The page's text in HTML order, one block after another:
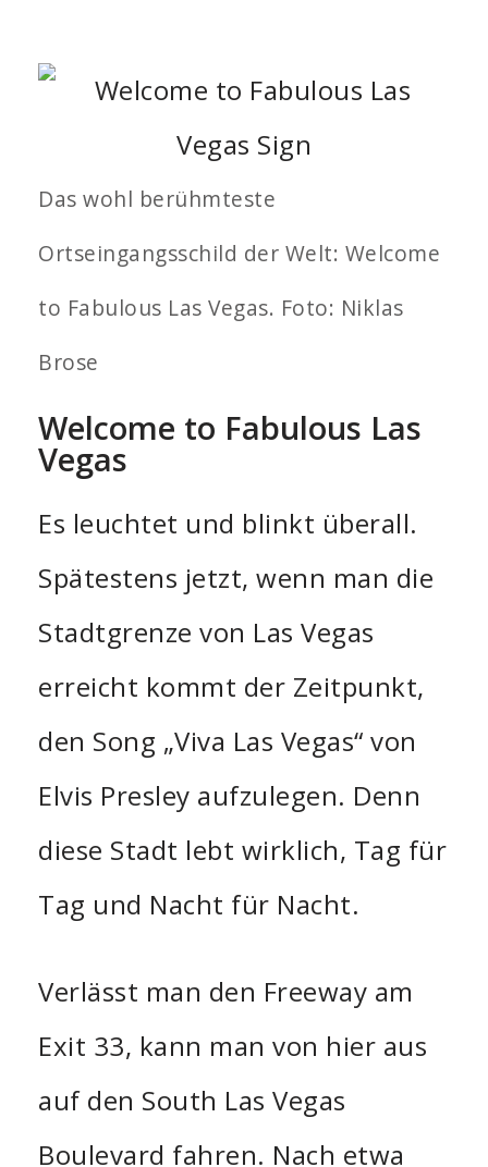
Das wohl berühmteste
Ortseingangsschild der Welt: Welcome
to Fabulous Las Vegas. Foto: Niklas
Brose
Welcome to Fabulous Las
Vegas
Es leuchtet und blinkt überall.
Spätestens jetzt, wenn man die
Stadtgrenze von Las Vegas
erreicht kommt der Zeitpunkt,
den Song „Viva Las Vegas“ von
Elvis Presley aufzulegen. Denn
diese Stadt lebt wirklich, Tag für
Tag und Nacht für Nacht.
Verlässt man den Freeway am
Exit 33, kann man von hier aus
auf den South Las Vegas
Boulevard fahren. Nach etwa